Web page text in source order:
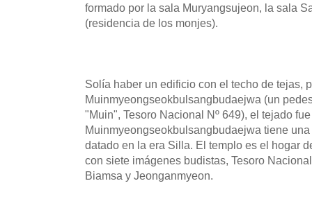
formado por la sala Muryangsujeon, la sala
(residencia de los monjes).
Solía haber un edificio con el techo de tejas,
Muinmyeongseokbulsangbudaejwa (un
"Muin", Tesoro Nacional Nº 649), el tejado
Muinmyeongseokbulsangbudaejwa tiene
datado en la era Silla. El templo es el hogar
con siete imágenes budistas, Tesoro
Biamsa y Jeonganmyeon.